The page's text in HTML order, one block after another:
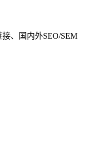
、国内外SEO/SEM